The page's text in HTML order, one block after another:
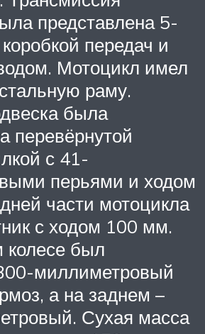
представлена 5-
передач и
Мотоцикл имел
раму.
была
перевёрнутой
с 41-
перьями и ходом
части мотоцикла
с ходом 100 мм.
колесе был
миллиметровый
а на заднем –
Сухая масса